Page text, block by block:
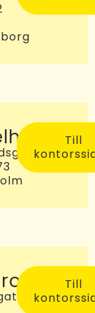
Till
Till